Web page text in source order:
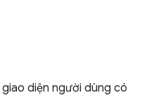
diện người dùng có